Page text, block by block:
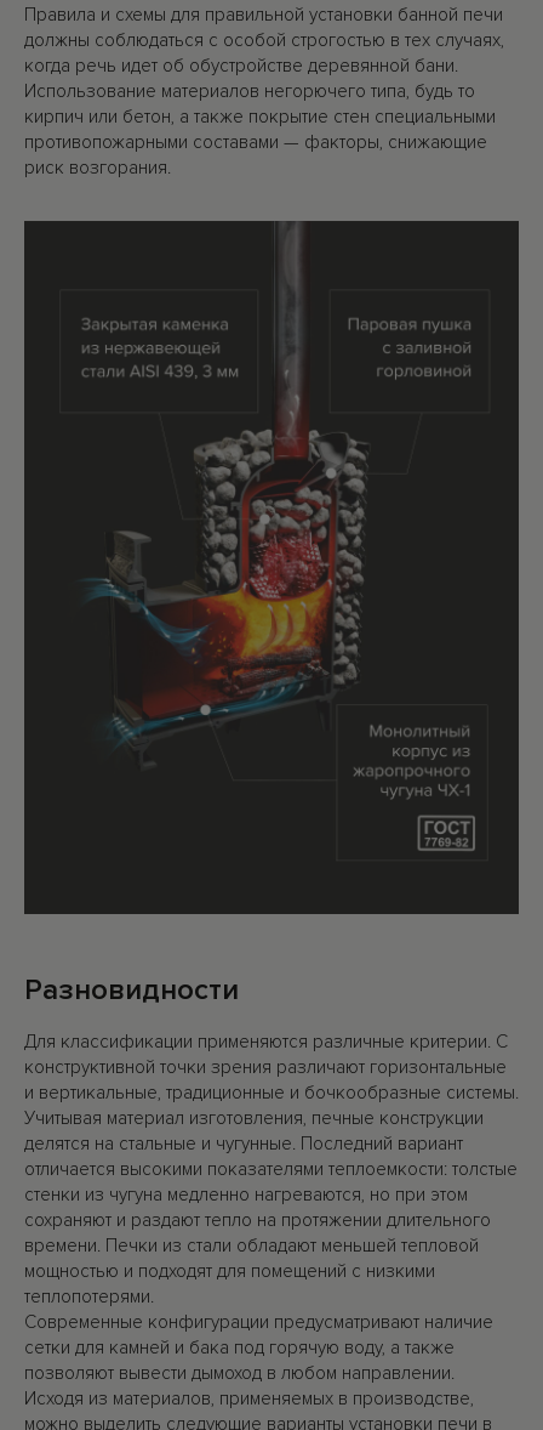
Правила и схемы для правильной установки банной печи
должны соблюдаться с особой строгостью в тех случаях,
когда речь идет об обустройстве деревянной бани.
Использование материалов негорючего типа, будь то
кирпич или бетон, а также покрытие стен специальными
противопожарными составами — факторы, снижающие
риск возгорания.
Разновидности
Для классификации применяются различные критерии. С
конструктивной точки зрения различают горизонтальные
и вертикальные, традиционные и бочкообразные системы.
Учитывая материал изготовления, печные конструкции
делятся на стальные и чугунные. Последний вариант
отличается высокими показателями теплоемкости: толстые
стенки из чугуна медленно нагреваются, но при этом
сохраняют и раздают тепло на протяжении длительного
времени. Печки из стали обладают меньшей тепловой
мощностью и подходят для помещений с низкими
теплопотерями.
Современные конфигурации предусматривают наличие
сетки для камней и бака под горячую воду, а также
позволяют вывести дымоход в любом направлении.
Исходя из материалов, применяемых в производстве,
можно выделить следующие варианты установки печи в